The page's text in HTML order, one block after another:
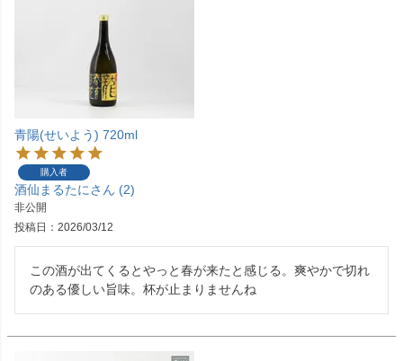
青陽(せいよう) 720ml
購入者
酒仙まるたに 2
非公開
投稿日
2026/03/12
この酒が出てくるとやっと春が来たと感じる。爽やかで切れ
のある優しい旨味。杯が止まりませんね